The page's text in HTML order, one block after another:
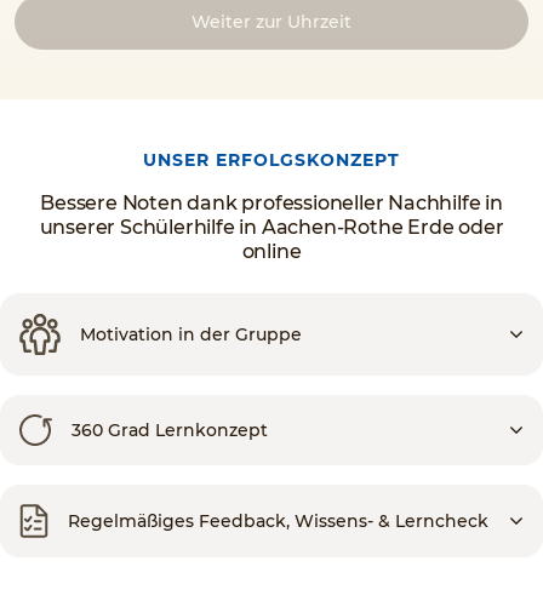
Weiter zur Uhrzeit
UNSER ERFOLGSKONZEPT
Bessere Noten dank professioneller Nachhilfe in
unserer Schülerhilfe in Aachen-Rothe Erde oder
online
Motivation in der Gruppe
360 Grad Lernkonzept
Regelmäßiges Feedback, Wissens- & Lerncheck